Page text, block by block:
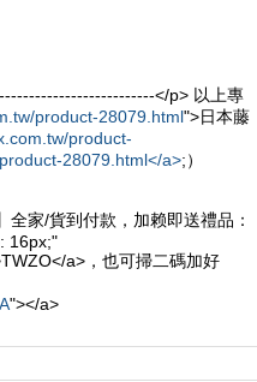
</p> 以上專
product-28079.html">日本藤
product-
28079.html</a>;）
家/貨到付款，加赖即送禮品：
16px;"
a>，也可掃二碼加好
"></a>